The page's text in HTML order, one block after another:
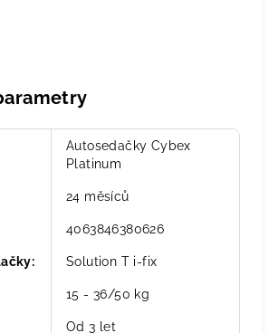
Autosedačky Cybex
Platinum
24 měsíců
4063846380626
: Solution T i-fix
15 - 36/50 kg
Od 3 let